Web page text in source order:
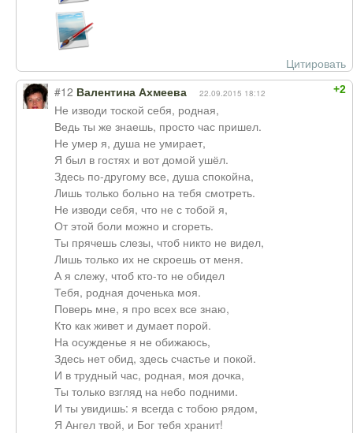
Цитировать
+2
#12 Валентина Ахмеева 22.09.2015 18:12
Не изводи тоской себя, родная,
Ведь ты же знаешь, просто час пришел.
Не умер я, душа не умирает,
Я был в гостях и вот домой ушёл.
Здесь по-другому все, душа спокойна,
Лишь только больно на тебя смотреть.
Не изводи себя, что не с тобой я,
От этой боли можно и сгореть.
Ты прячешь слезы, чтоб никто не видел,
Лишь только их не скроешь от меня.
А я слежу, чтоб кто-то не обидел
Тебя, родная доченька моя.
Поверь мне, я про всех все знаю,
Кто как живет и думает порой.
На осужденье я не обижаюсь,
Здесь нет обид, здесь счастье и покой.
И в трудный час, родная, моя дочка,
Ты только взгляд на небо подними.
И ты увидишь: я всегда с тобою рядом,
Я Ангел твой, и Бог тебя хранит!